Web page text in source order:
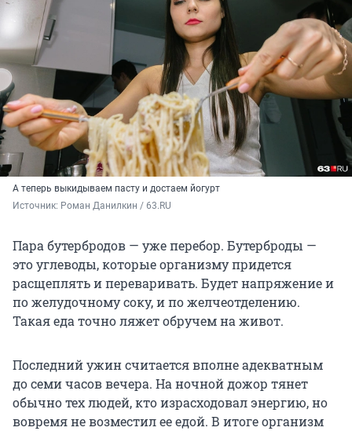
А теперь выкидываем пасту и достаем йогурт
Источник: Роман Данилкин / 63.RU
Пара бутербродов — уже перебор. Бутерброды —
это углеводы, которые организму придется
расщеплять и переваривать. Будет напряжение и
по желудочному соку, и по желчеотделению.
Такая еда точно ляжет обручем на живот.
Последний ужин считается вполне адекватным
до семи часов вечера. На ночной дожор тянет
обычно тех людей, кто израсходовал энергию, но
вовремя не возместил ее едой. В итоге организм